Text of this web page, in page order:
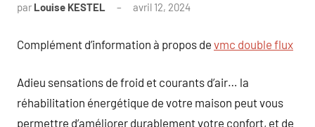
par Louise KESTEL avril 12, 2024
Complément d’information à propos de vmc double flux
Adieu sensations de froid et courants d’air… la
réhabilitation énergétique de votre maison peut vous
permettre d’améliorer durablement votre confort, et de